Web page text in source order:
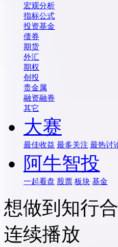
宏观分析
指标公式
投资基金
债券
期货
外汇
期权
创投
贵金属
融资融券
其它
大赛
最佳收益 最多关注 最热讨
阿牛智投
一起看盘 股票 板块 基金
想做到知行
连续播放